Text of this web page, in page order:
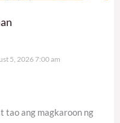
5, 2026 7:00 am
tao ang magkaroon ng